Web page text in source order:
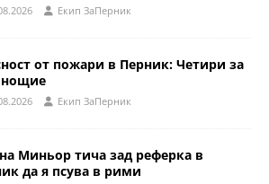
Eкип ЗаПерник
от пожари в Перник: Четири за
Eкип ЗаПерник
Миньор тича зад реферка в
да я псува в рими